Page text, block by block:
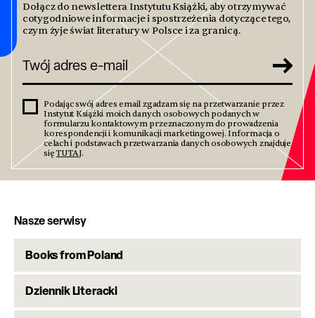
Dołącz do newslettera Instytutu Książki, aby otrzymywać
cotygodniowe informacje i spostrzeżenia dotyczące tego,
czym żyje świat literatury w Polsce i za granicą.
Podając swój adres email zgadzam się na przetwarzanie przez
Instytut Książki moich danych osobowych podanych w
formularzu kontaktowym przeznaczonym do prowadzenia
korespondencji i komunikacji marketingowej. Informacja o
celach i podstawach przetwarzania danych osobowych znajduje
sięTUTAJ.
Nasze serwisy
Books from Poland
Dziennik Literacki